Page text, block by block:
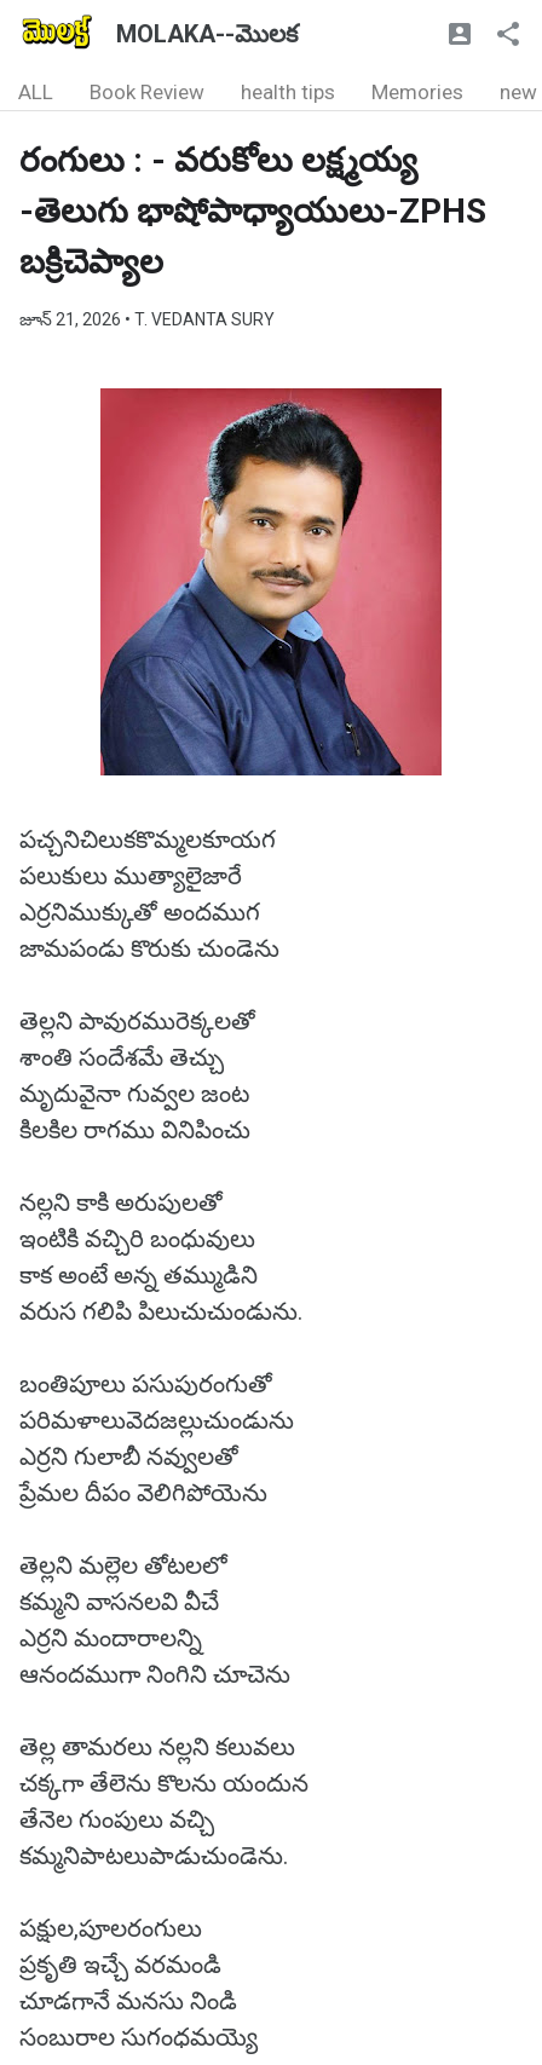
MOLAKA--మొలక
ALL Book Review health tips Memories new
రంగులు : - వరుకోలు లక్ష్మయ్య
-తెలుగు భాషోపాధ్యాయులు-ZPHS
బక్రిచెప్యాల
జూన్ 21, 2026 • T. VEDANTA SURY
పచ్చనిచిలుకకొమ్మలకూయగ
పలుకులు ముత్యాలైజారే
ఎర్రనిముక్కుతో అందముగ
జామపండు కొరుకు చుండెను
తెల్లని పావురమురెక్కలతో
శాంతి సందేశమే తెచ్చు
మృదువైనా గువ్వల జంట
కిలకిల రాగము వినిపించు
నల్లని కాకి అరుపులతో
ఇంటికి వచ్చిరి బంధువులు
కాక అంటే అన్న తమ్ముడిని
వరుస గలిపి పిలుచుచుండును.
బంతిపూలు పసుపురంగుతో
పరిమళాలువెదజల్లుచుండును
ఎర్రని గులాబీ నవ్వులతో
ప్రేమల దీపం వెలిగిపోయెను
తెల్లని మల్లెల తోటలలో
కమ్మని వాసనలవి వీచే
ఎర్రని మందారాలన్ని
ఆనందముగా నింగిని చూచెను
తెల్ల తామరలు నల్లని కలువలు
చక్కగా తేలెను కొలను యందున
తేనెల గుంపులు వచ్చి
కమ్మనిపాటలుపాడుచుండెను.
పక్షుల,పూలరంగులు
ప్రకృతి ఇచ్చే వరమండి
చూడగానే మనసు నిండి
సంబురాల సుగంధమయ్యె